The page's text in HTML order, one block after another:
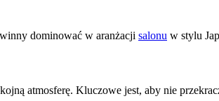
dominować w aranżacji salonu w stylu
atmosferę. Kluczowe jest, aby nie